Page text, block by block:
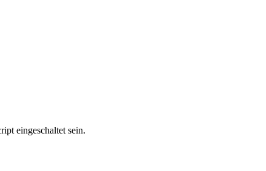
eingeschaltet sein.